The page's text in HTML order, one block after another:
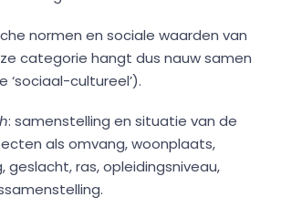
normen en sociale waarden van
categorie hangt dus nauw samen
cultureel’).
: samenstelling en situatie van de
als omvang, woonplaats,
geslacht, ras, opleidingsniveau,